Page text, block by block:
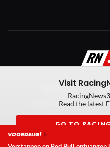
Privacy Policy
Privacy manager
© 2026 RacingNews365.
Visit
Read the latest
GO TO
VOORDELIG!